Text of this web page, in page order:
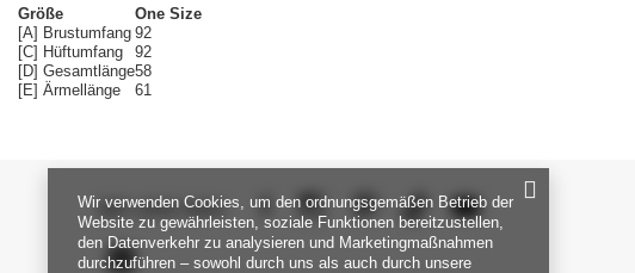
Größe
One Size
[A] Brustumfang 92
[C] Hüftumfang
92
[D] Gesamtlänge58
[E] Ärmellänge
61
SEI UNS NAH
Wir verwenden Cookies, um den ordnungsgemäßen Betrieb der
Website zu gewährleisten, soziale Funktionen bereitzustellen,
den Datenverkehr zu analysieren und Marketingmaßnahmen
durchzuführen – sowohl durch uns als auch durch unsere